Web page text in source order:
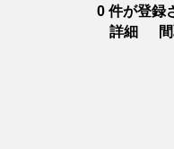
0 件が登録
詳細